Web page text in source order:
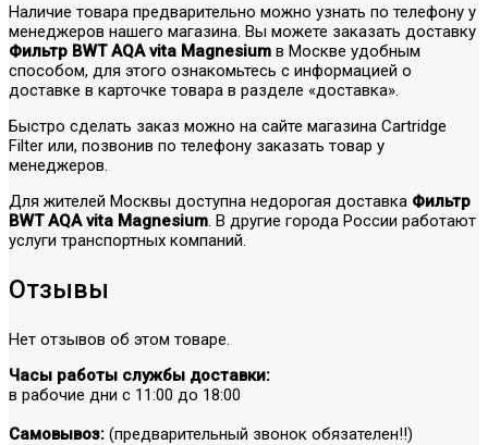
Наличие товара предварительно можно узнать по телефону у
менеджеров нашего магазина. Вы можете заказать доставку
Фильтр BWT AQA vita Magnesium в Москве удобным
способом, для этого ознакомьтесь с информацией о
доставке в карточке товара в разделе «доставка».
Быстро сделать заказ можно на сайте магазина Cartridge
Filter или, позвонив по телефону заказать товар у
менеджеров.
Для жителей Москвы доступна недорогая доставка Фильтр
BWT AQA vita Magnesium. В другие города России работают
услуги транспортных компаний.
Отзывы
Нет отзывов об этом товаре.
Часы работы службы доставки:
в рабочие дни с 11:00 до 18:00
Самовывоз: (предварительный звонок обязателен!!)